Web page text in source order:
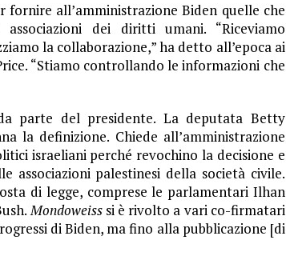
fornire all’amministrazione Biden quelle che
dei diritti umani. “Riceviamo
la collaborazione,” ha detto all’epoca ai
“Stiamo controllando le informazioni che
parte del presidente. La deputata Betty
la definizione. Chiede all’amministrazione
israeliani perché revochino la decisione e
associazioni palestinesi della società civile.
di legge, comprese le parlamentari Ilhan
Mondoweisssi è rivolto a vari co-firmatari
di Biden, ma fino alla pubblicazione [di